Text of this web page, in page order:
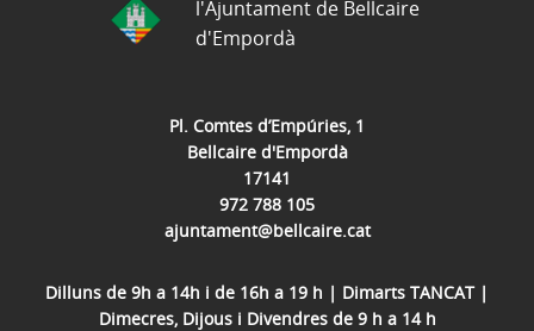
Pl. Comtes d’Empúries, 1
Bellcaire d'Empordà
17141
972 788 105
ajuntament@bellcaire.cat
Dilluns de 9h a 14h i de 16h a 19 h | Dimarts TANCAT |
Dimecres, Dijous i Divendres de 9 h a 14 h
l'Ajuntament de Bellcaire
d'Empordà